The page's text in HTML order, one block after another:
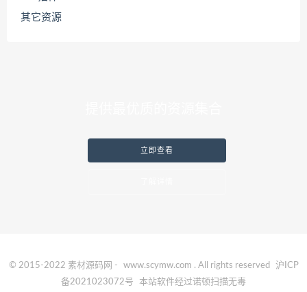
其它资源
立即查看
© 2015-2022 素材源码网 - www.scymw.com . All rights reserved
沪ICP
备2021023072号
本站软件经过诺顿扫描无毒